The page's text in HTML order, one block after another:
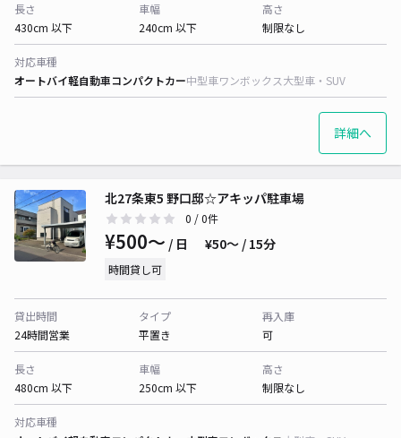
長さ
430cm 以下
車幅
240cm 以下
高さ
制限なし
対応車種
オートバイ軽自動車コンパクトカー中型車ワンボックス大型車・SUV
詳細へ
北27条東5 野口邸☆アキッパ駐車場
0 / 0件
¥500〜 / 日 ¥50〜 / 15分
時間貸し可
貸出時間
24時間営業
タイプ
平置き
再入庫
可
長さ
480cm 以下
車幅
250cm 以下
高さ
制限なし
対応車種